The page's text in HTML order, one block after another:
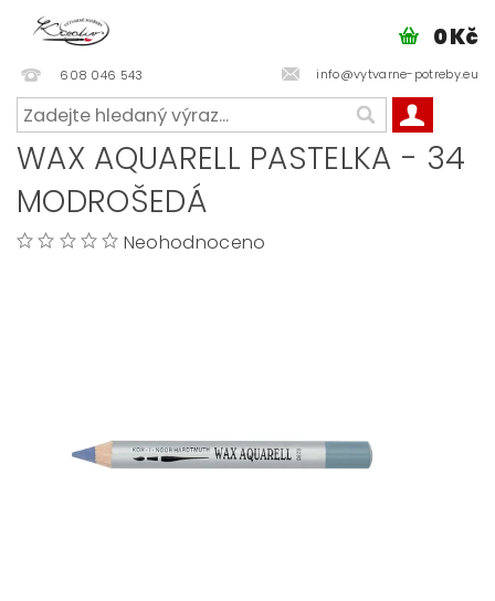
608 046 543 info@vytvarne-potreby.eu
0 Kč
WAX AQUARELL PASTELKA - 34
MODROŠEDÁ
Neohodnoceno